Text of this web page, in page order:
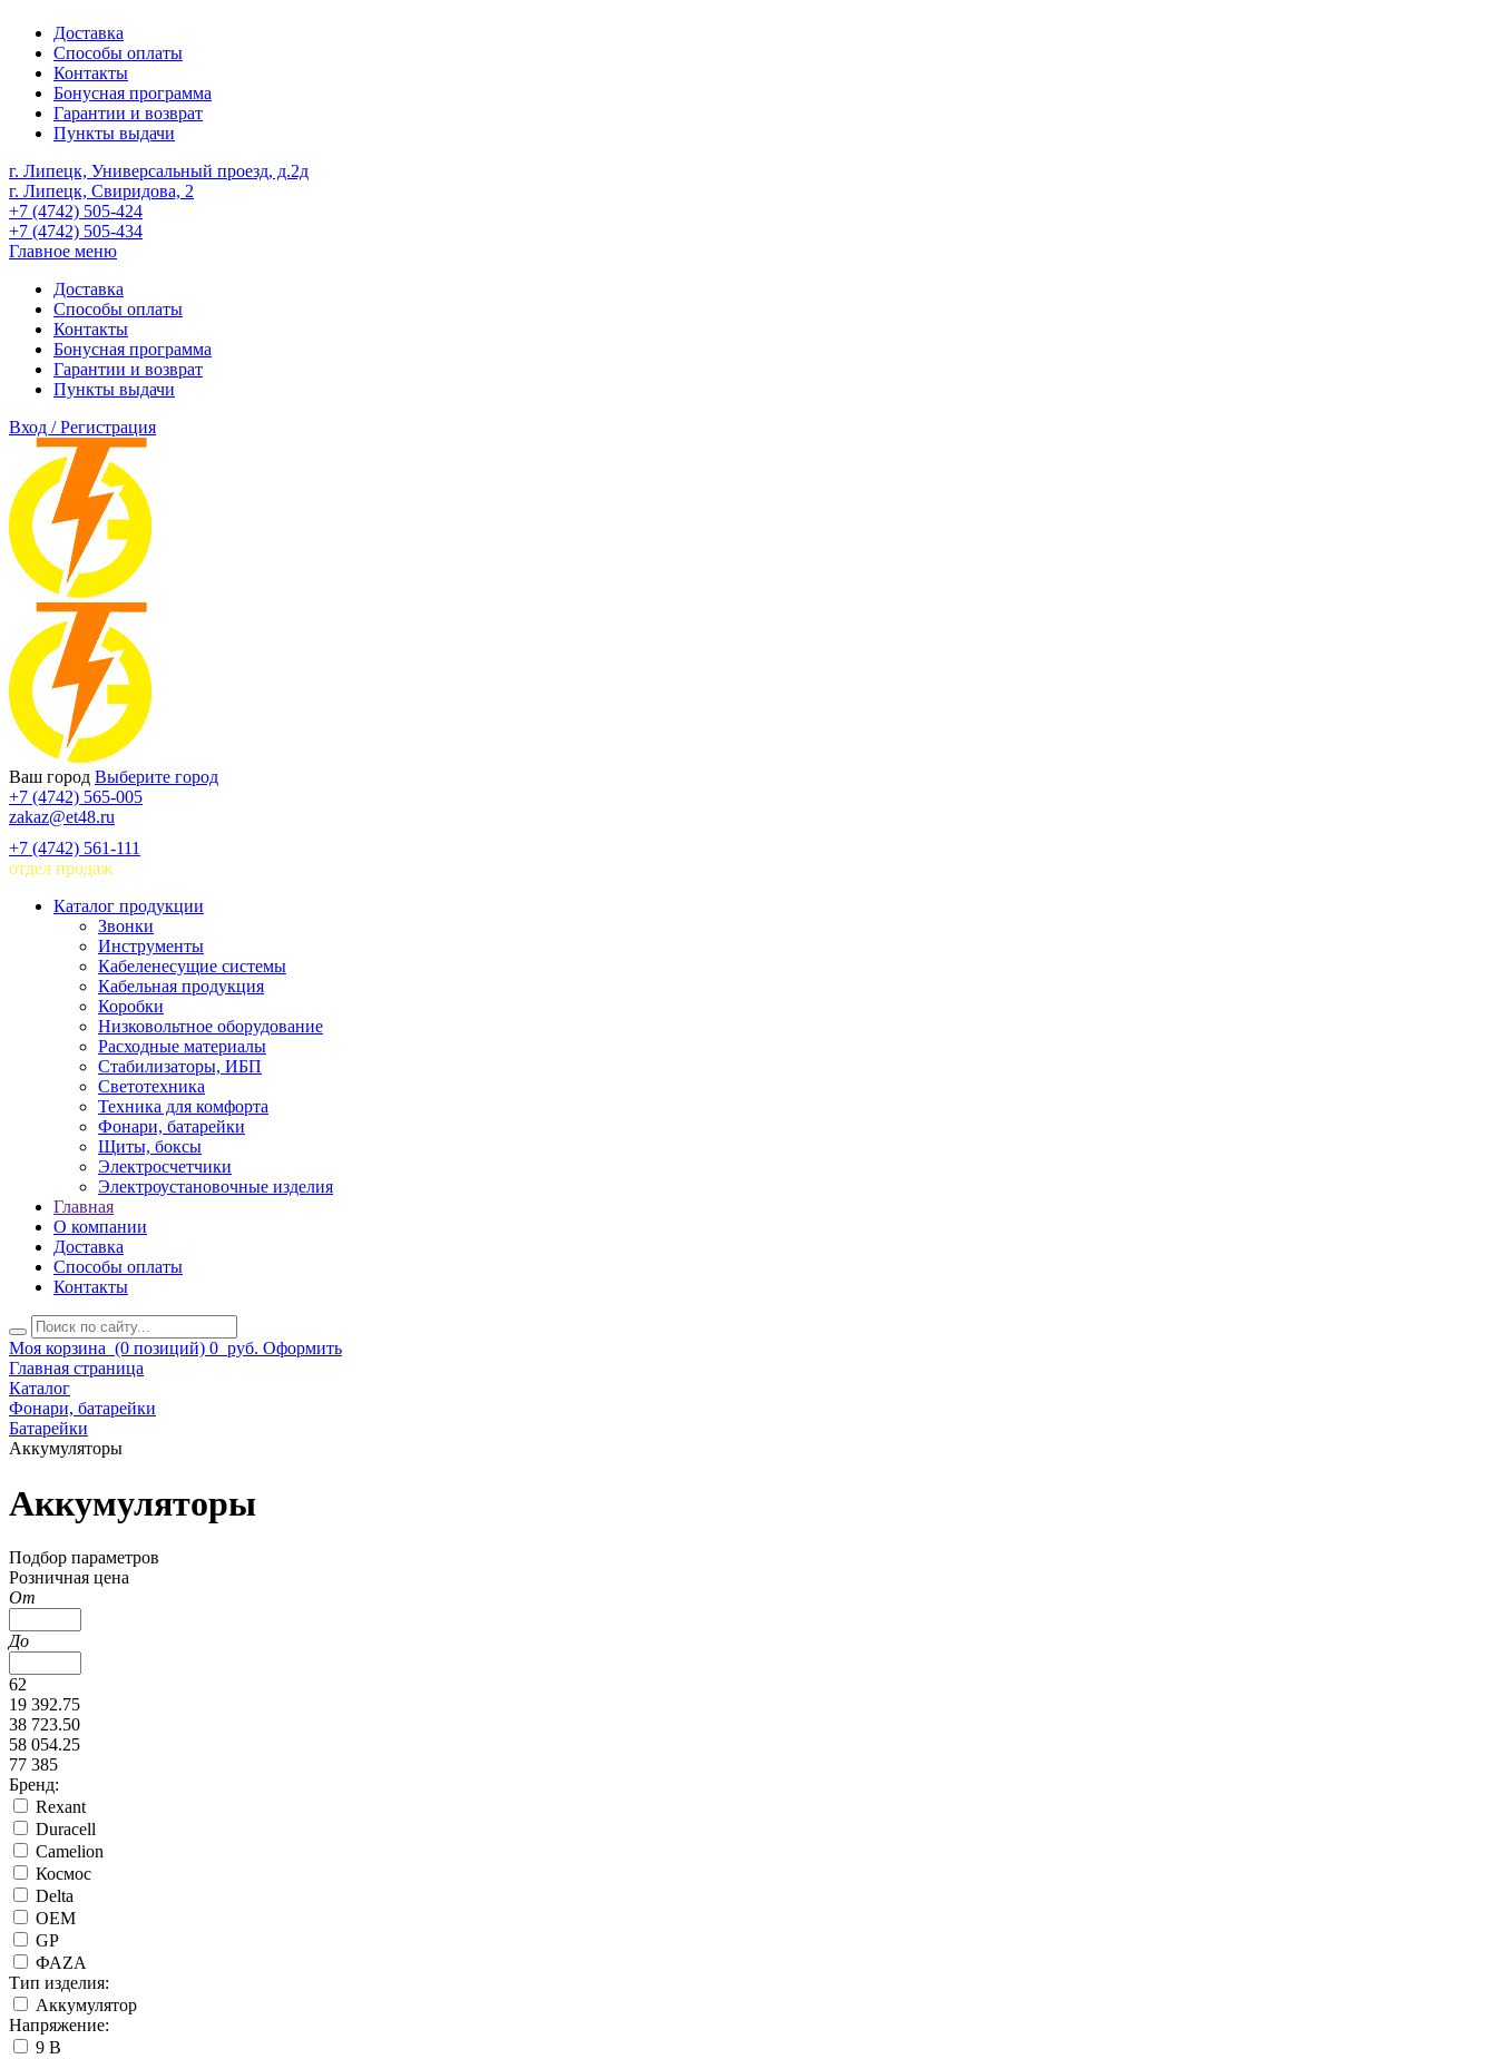
Доставка
Способы оплаты
Контакты
Бонусная программа
Гарантии и возврат
Пункты выдачи
г. Липецк, Универсальный проезд, д.2д
г. Липецк, Свиридова, 2
+7 (4742) 505-424
+7 (4742) 505-434
Главное меню
Доставка
Способы оплаты
Контакты
Бонусная программа
Гарантии и возврат
Пункты выдачи
Вход / Регистрация
Ваш город Выберите город
+7 (4742) 565-005
zakaz@et48.ru
+7 (4742) 561-111
отдел продаж
Каталог продукции
Звонки
Инструменты
Кабеленесущие системы
Кабельная продукция
Коробки
Низковольтное оборудование
Расходные материалы
Стабилизаторы, ИБП
Светотехника
Техника для комфорта
Фонари, батарейки
Щиты, боксы
Электросчетчики
Электроустановочные изделия
Главная
О компании
Доставка
Способы оплаты
Контакты
Моя корзина (0 позиций) 0 руб. Оформить
Главная страница
Каталог
Фонари, батарейки
Батарейки
Аккумуляторы
Аккумуляторы
Подбор параметров
Розничная цена
От
До
62
19 392.75
38 723.50
58 054.25
77 385
Бренд:
Rexant
Duracell
Camelion
Космос
Delta
ОЕМ
GP
ФАZА
Тип изделия:
Аккумулятор
Напряжение:
9 В